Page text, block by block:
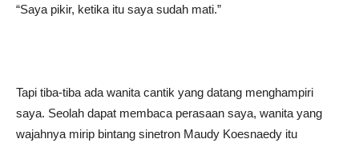
“Saya pikir, ketika itu saya sudah mati.”
Tapi tiba-tiba ada wanita cantik yang datang menghampiri
saya. Seolah dapat membaca perasaan saya, wanita yang
wajahnya mirip bintang sinetron Maudy Koesnaedy itu